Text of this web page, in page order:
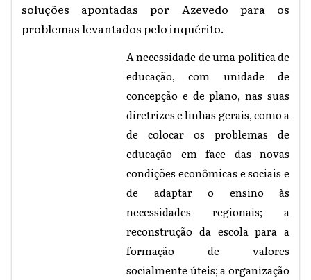
soluções apontadas por Azevedo para os
problemas levantados pelo inquérito.
A necessidade de uma política de
educação, com unidade de
concepção e de plano, nas suas
diretrizes e linhas gerais, como a
de colocar os problemas de
educação em face das novas
condições econômicas e sociais e
de adaptar o ensino às
necessidades regionais; a
reconstrução da escola para a
formação de valores
socialmente úteis; a organização